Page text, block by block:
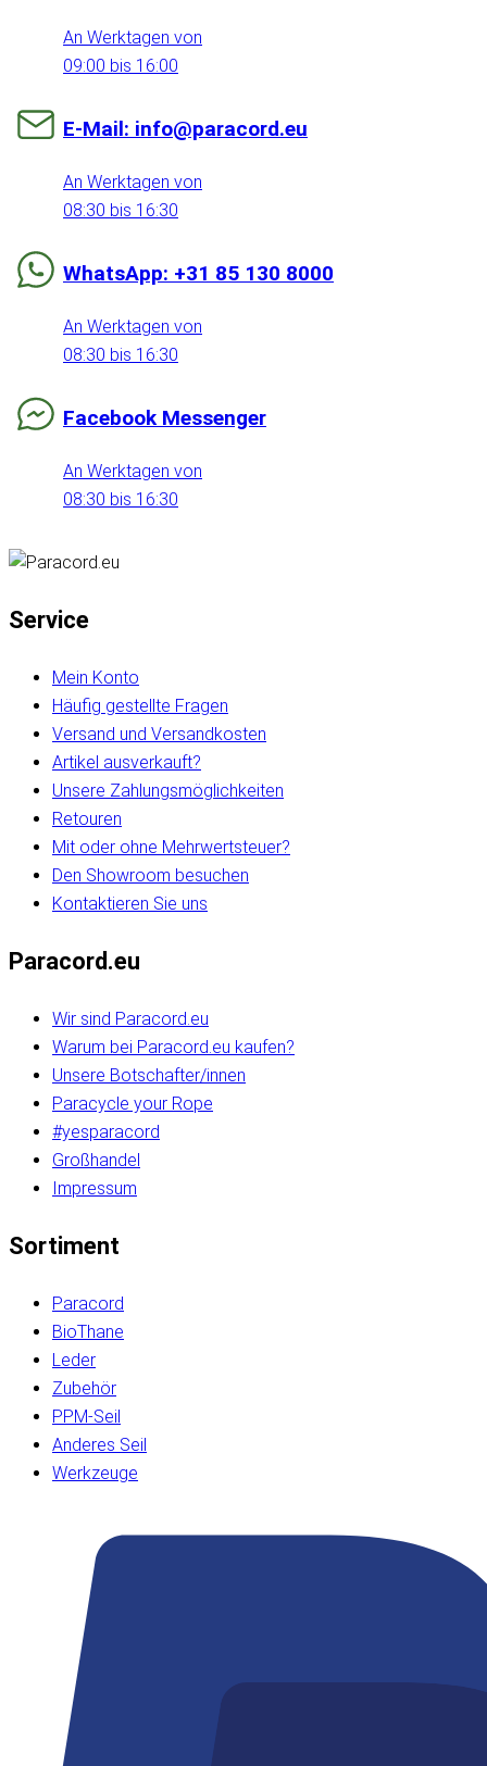
An Werktagen von
09:00 bis 16:00
E-Mail: info@paracord.eu
An Werktagen von
08:30 bis 16:30
WhatsApp: +31 85 130 8000
An Werktagen von
08:30 bis 16:30
Facebook Messenger
An Werktagen von
08:30 bis 16:30
Service
Mein Konto
Häufig gestellte Fragen
Versand und Versandkosten
Artikel ausverkauft?
Unsere Zahlungsmöglichkeiten
Retouren
Mit oder ohne Mehrwertsteuer?
Den Showroom besuchen
Kontaktieren Sie uns
Paracord.eu
Wir sind Paracord.eu
Warum bei Paracord.eu kaufen?
Unsere Botschafter/innen
Paracycle your Rope
#yesparacord
Großhandel
Impressum
Sortiment
Paracord
BioThane
Leder
Zubehör
PPM-Seil
Anderes Seil
Werkzeuge